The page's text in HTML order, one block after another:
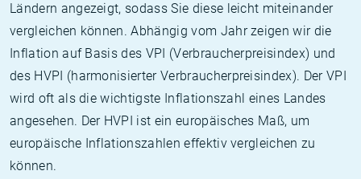
Ländern angezeigt, sodass Sie diese leicht miteinander
vergleichen können. Abhängig vom Jahr zeigen wir die
Inflation auf Basis des VPI (Verbraucherpreisindex) und
des HVPI (harmonisierter Verbraucherpreisindex). Der VPI
wird oft als die wichtigste Inflationszahl eines Landes
angesehen. Der HVPI ist ein europäisches Maß, um
europäische Inflationszahlen effektiv vergleichen zu
können.